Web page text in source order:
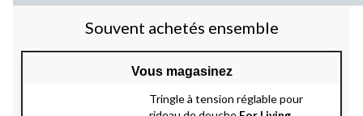
Souvent achetés ensemble
Vous magasinez
Tringle à tension réglable pour